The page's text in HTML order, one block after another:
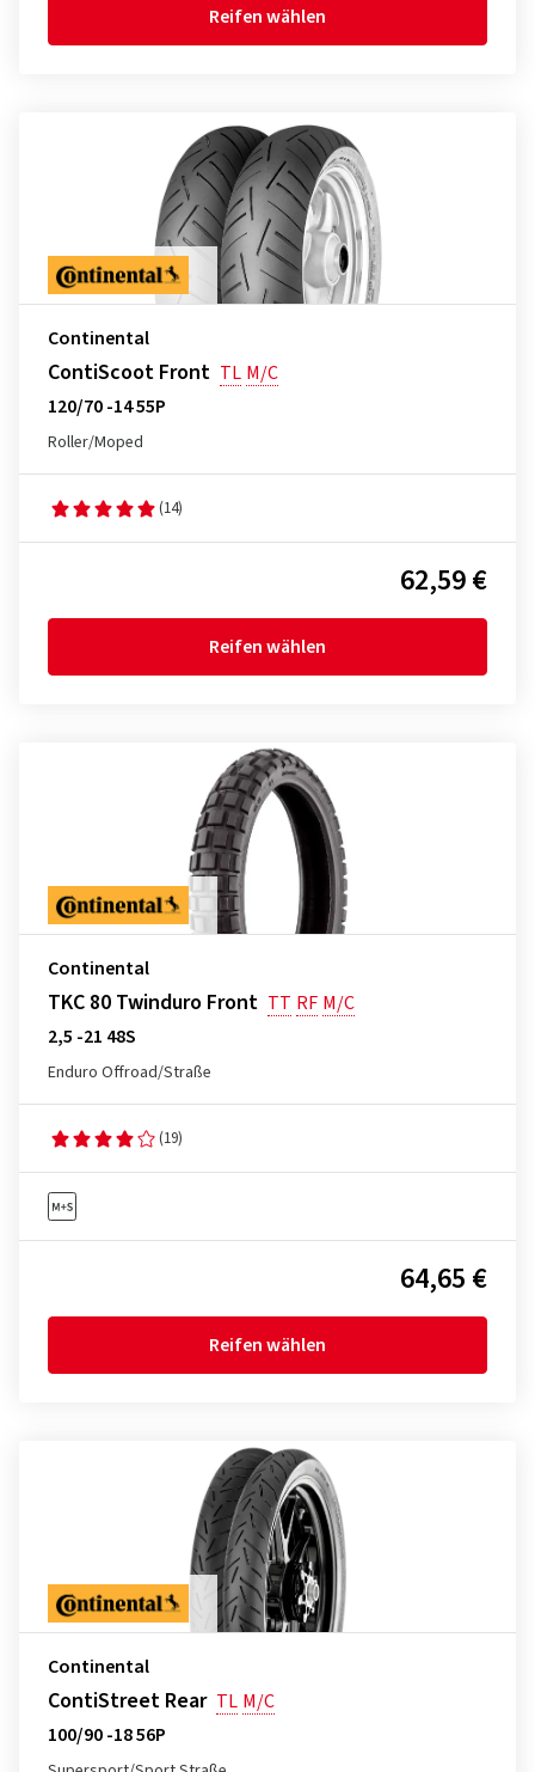
Reifen wählen
Continental
ContiScoot Front TL M/C
120/70 -14 55P
Roller/Moped
(14)
62,59 €
Reifen wählen
Continental
TKC 80 Twinduro Front TT RF M/C
2,5 -21 48S
Enduro Offroad/Straße
(19)
64,65 €
Reifen wählen
Continental
ContiStreet Rear TL M/C
100/90 -18 56P